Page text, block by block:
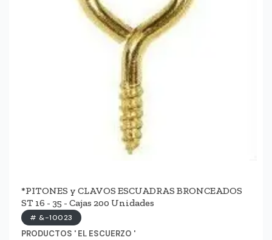
*PITONES y CLAVOS ESCUADRAS BRONCEADOS
ST 16 - 35 - Cajas 200 Unidades
# &-10023
PRODUCTOS ' EL ESCUERZO '